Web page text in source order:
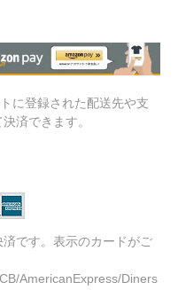
に登録された配送先や支
済できます。
です。表示のカードがご
AmericanExpress/Diners